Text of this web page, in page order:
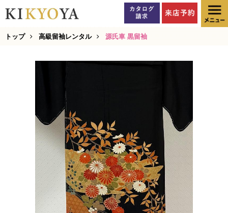
トップ 高級留袖レンタル 源氏車 黒留袖